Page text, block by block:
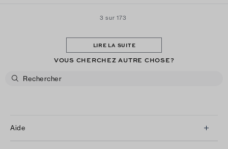
3 sur 173
LIRE LA SUITE
VOUS CHERCHEZ AUTRE CHOSE?
Aide